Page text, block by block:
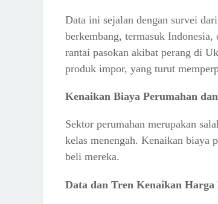
Data ini sejalan dengan survei
berkembang, termasuk
rantai pasokan akibat perang di
produk impor, yang turut
Kenaikan Biaya Perumahan
Sektor perumahan merupakan
kelas menengah. Kenaikan biaya
beli mereka.
Data dan Tren Kenaikan Harga